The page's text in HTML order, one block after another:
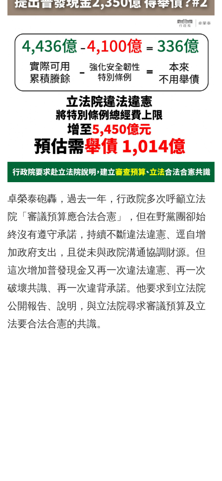
卓榮泰砲轟，過去一年，行政院多次呼籲立法
院「審議預算應合法合憲」，但在野黨團卻始
終沒有遵守承諾，持續不斷違法違憲、逕自增
加政府支出，且從未與政院溝通協調財源。但
這次增加普發現金又再一次違法違憲、再一次
破壞共識、再一次違背承諾。他要求到立法院
公開報告、說明，與立法院尋求審議預算及立
法要合法合憲的共識。